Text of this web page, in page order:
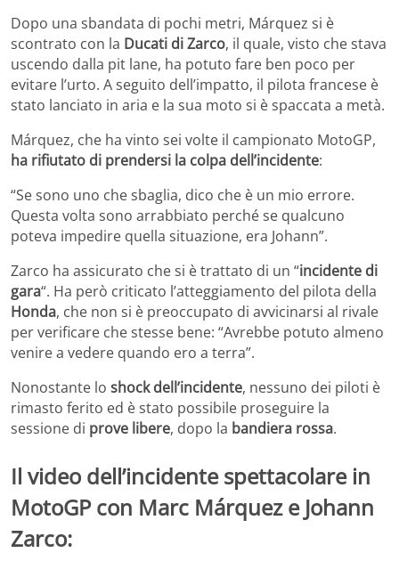
Dopo una sbandata di pochi metri, Márquez si è
scontrato con la Ducati di Zarco, il quale, visto che stava
uscendo dalla pit lane, ha potuto fare ben poco per
evitare l’urto. A seguito dell’impatto, il pilota francese è
stato lanciato in aria e la sua moto si è spaccata a metà.
Márquez, che ha vinto sei volte il campionato MotoGP,
ha rifiutato di prendersi la colpa dell’incidente:
“Se sono uno che sbaglia, dico che è un mio errore.
Questa volta sono arrabbiato perché se qualcuno
poteva impedire quella situazione, era Johann”.
Zarco ha assicurato che si è trattato di un “incidente di
gara“. Ha però criticato l’atteggiamento del pilota della
Honda, che non si è preoccupato di avvicinarsi al rivale
per verificare che stesse bene: “Avrebbe potuto almeno
venire a vedere quando ero a terra”.
Nonostante lo shock dell’incidente, nessuno dei piloti è
rimasto ferito ed è stato possibile proseguire la
sessione di prove libere, dopo la bandiera rossa.
Il video dell’incidente spettacolare in
MotoGP con Marc Márquez e Johann
Zarco: